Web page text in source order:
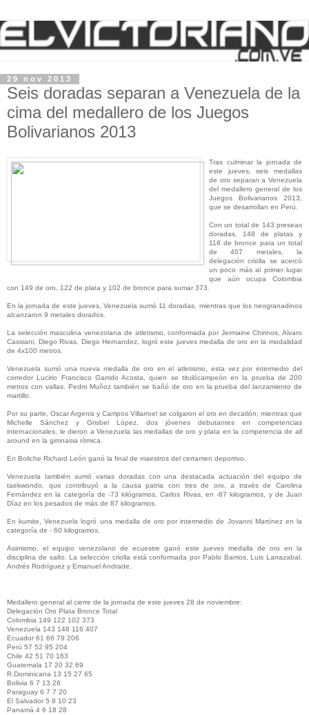
29 nov 2013
Seis doradas separan a Venezuela de la
cima del medallero de los Juegos
Bolivarianos 2013
Tras culminar la jornada de
este jueves, seis medallas
de oro separan a Venezuela
del medallero general de los
Juegos Bolivarianos 2013,
que se desarrollan en Perú.
Con un total de 143 preseas
doradas, 148 de platas y
116 de bronce para un total
de 407 metales, la
delegación criolla se acercó
un poco más al primer lugar
que aún ocupa Colombia
con 149 de oro, 122 de plata y 102 de bronce para sumar 373.
En la jornada de este jueves, Venezuela sumó 11 doradas, mientras que los neogranadinos
alcanzaron 9 metales dorados.
La selección masculina venezolana de atletismo, conformada por Jermaine Chirinos, Alvaro
Cassiani, Diego Rivas, Diego Hernandez, logró este jueves medalla de oro en la modalidad
de 4x100 metros.
Venezuela sumó una nueva medalla de oro en el atletismo, esta vez por intermedio del
corredor Lucirio Francisco Garrido Acosta, quien se titulócampeón en la prueba de 200
metros con vallas. Pedro Muñoz también se bañó de oro en la prueba del lanzamiento de
martillo.
Por su parte, Oscar Argenis y Campos Villarroel se colgaron el oro en decatlón; mientras que
Michelle Sánchez y Grisbel López, dos jóvenes debutantes en competencias
internacionales, le dieron a Venezuela las medallas de oro y plata en la competencia de all
around en la gimnasia rítmica.
En Boliche Richard León ganó la final de maestros del certamen deportivo.
Venezuela también sumó varias doradas con una destacada actuación del equipo de
taekwondo, que contribuyó a la causa patria con tres de oro, a través de Carolina
Fernández en la categoría de -73 kilógramos, Carlos Rivas, en -87 kilogramos, y de Juan
Díaz en los pesados de más de 87 kilogramos.
En kumite, Venezuela logró una medalla de oro por intermedio de Jovanni Martínez en la
categoría de - 60 kilogramos.
Asimismo, el equipo venezolano de ecuestre ganó este jueves medalla de oro en la
disciplina de salto. La selección criolla está conformada por Pablo Barrios, Luis Larrazabal,
Andrés Rodríguez y Emanuel Andrade.
Medallero general al cierre de la jornada de este jueves 28 de noviembre:
Delegación Oro Plata Bronce Total
Colombia 149 122 102 373
Venezuela 143 148 116 407
Ecuador 61 66 79 206
Perú 57 52 95 204
Chile 42 51 70 163
Guatemala 17 20 32 69
R.Dominicana 13 15 27 65
Bolivia 6 7 13 26
Paraguay 6 7 7 20
El Salvador 5 8 10 23
Panamá 4 6 18 28